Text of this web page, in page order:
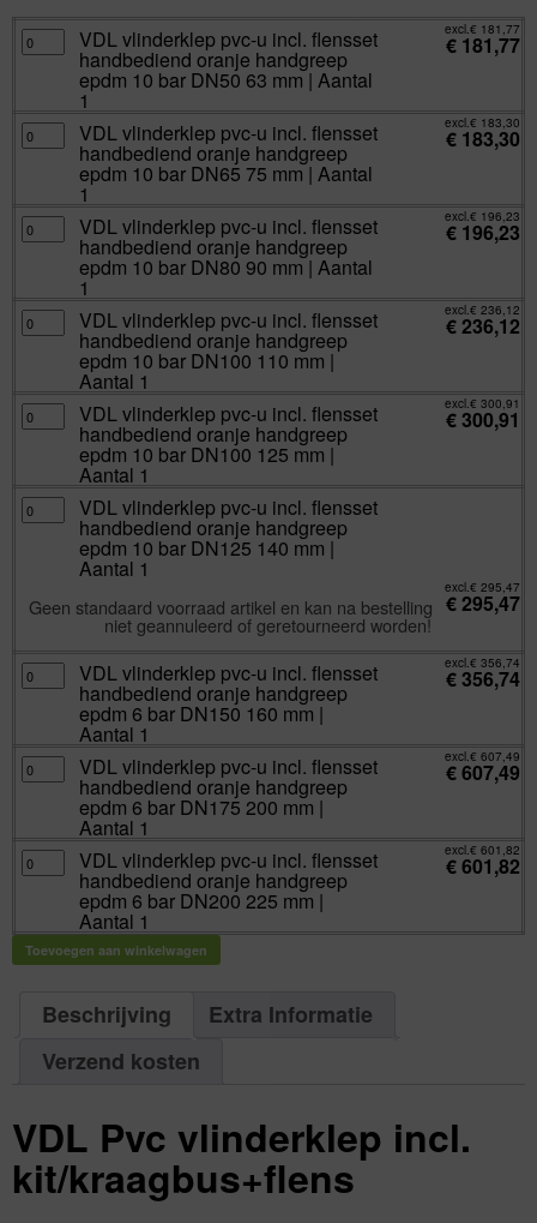
VDL
vlinderklep
pvc-
handbediend
oranje
handgreep
epdm
mm
Aantal
VDL vlinderklep pvc-u incl. flensset
handbediend oranje handgreep
epdm 10 bar DN50 63 mm | Aantal
1
excl.€ 181,77
€ 181,77
VDL
vlinderklep
pvc-
handbediend
oranje
handgreep
epdm
mm
Aantal
VDL vlinderklep pvc-u incl. flensset
handbediend oranje handgreep
epdm 10 bar DN65 75 mm | Aantal
1
excl.€ 183,30
€ 183,30
VDL
vlinderklep
pvc-
handbediend
oranje
handgreep
epdm
mm
Aantal
VDL vlinderklep pvc-u incl. flensset
handbediend oranje handgreep
epdm 10 bar DN80 90 mm | Aantal
1
excl.€ 196,23
€ 196,23
VDL
vlinderklep
pvc-
handbediend
oranje
handgreep
epdm
mm
Aantal
VDL vlinderklep pvc-u incl. flensset
handbediend oranje handgreep
epdm 10 bar DN100 110 mm |
Aantal 1
excl.€ 236,12
€236,12
VDL
vlinderklep
pvc-
handbediend
oranje
handgreep
epdm
Aantal
VDL vlinderklep pvc-u incl. flensset
handbediend oranje handgreep
epdm 10 bar DN100 125 mm |
Aantal 1
excl.€ 300,91
€300,91
VDL
vlinderklep
pvc-
handbediend
handgreep
epdm
DN125
140
mm
VDL vlinderklep pvc-u incl. flensset
handbediend oranje handgreep
epdm 10 bar DN125 140 mm |
Aantal 1
excl.€ 295,47
€295,47
Geen standaard voorraad artikel en kan na bestelling
niet geannuleerd of geretourneerd worden!
VDL
vlinderklep
pvc-
handbediend
oranje
handgreep
epdm
mm
Aantal
VDL vlinderklep pvc-u incl. flensset
handbediend oranje handgreep
epdm 6 bar DN150 160 mm |
Aantal 1
excl.€ 356,74
€356,74
VDL
vlinderklep
pvc-
handbediend
oranje
handgreep
epdm
200
mm
VDL vlinderklep pvc-u incl. flensset
handbediend oranje handgreep
epdm 6 bar DN175 200 mm |
Aantal 1
excl.€ 607,49
€607,49
VDL
vlinderklep
pvc-
handbediend
oranje
handgreep
DN200
Aantal
VDL vlinderklep pvc-u incl. flensset
handbediend oranje handgreep
epdm 6 bar DN200 225 mm |
Aantal 1
excl.€ 601,82
€601,82
Toevoegen aan winkelwagen
Beschrijving
Extra Informatie
Verzend kosten
VDL Pvc vlinderklep incl.
kit/kraagbus+flens